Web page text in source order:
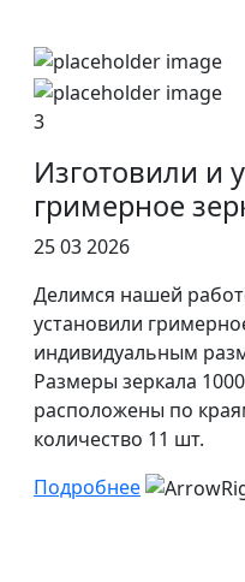
3
Изготовили и
гримерное
25 03 2026
Делимся нашей
установили
индивидуальным
Размеры зеркала
расположены по
количество 11 шт.
Подробнее